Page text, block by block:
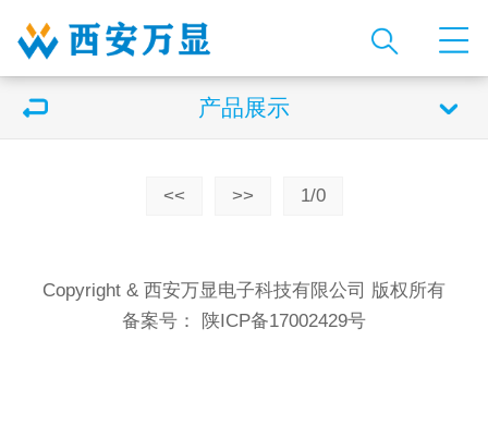
产品展示
<< >> 1/0
Copyright & 西安万显电子科技有限公司 版权所有
备案号：
陕ICP备17002429号